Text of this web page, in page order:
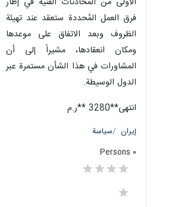
فرق العمل المُحددة ستعقد عند تهيئة
الظروف وبعد الاتفاق على موعدها
ومكان انعقادها، مشيراً إلى أن
المشاورات في هذا الشأن مستمرة عبر
الدول الوسيطة.
انتهی**3280 **ر.م
إيران
سياسة
٠ Persons